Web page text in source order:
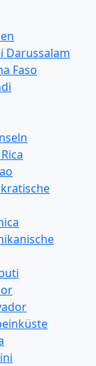
Darussalam
Faso